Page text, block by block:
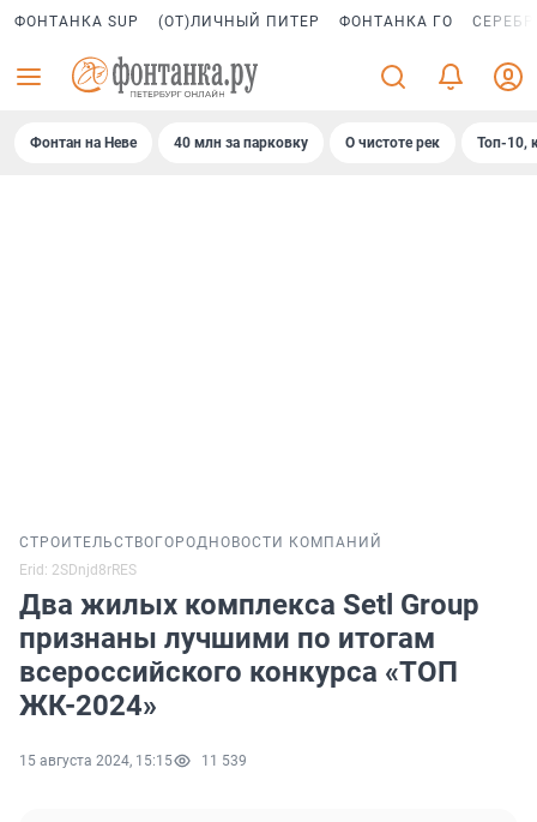
ФОНТАНКА SUP (ОТ)ЛИЧНЫЙ ПИТЕР ФОНТАНКА ГО
Фонтан на Неве 40 млн за парковку О чистоте рек Топ-10,
СТРОИТЕЛЬСТВО ГОРОД НОВОСТИ КОМПАНИЙ
Erid: 2SDnjd8rRES
Два жилых комплекса Setl Group
признаны лучшими по итогам
всероссийского конкурса «ТОП
ЖК-2024»
15 августа 2024, 15:15 11 539